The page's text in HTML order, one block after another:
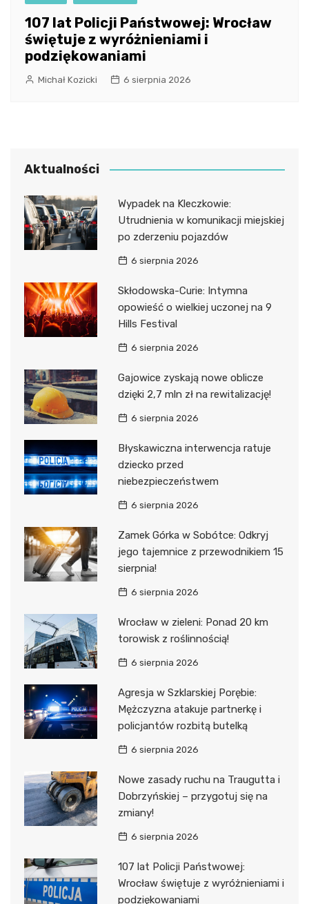
107 lat Policji Państwowej: Wrocław
świętuje z wyróżnieniami i
podziękowaniami
Michał Kozicki 6 sierpnia 2026
Aktualności
Wypadek na Kleczkowie:
Utrudnienia w komunikacji miejskiej
po zderzeniu pojazdów
6 sierpnia 2026
Skłodowska-Curie: Intymna
opowieść o wielkiej uczonej na 9
Hills Festival
6 sierpnia 2026
Gajowice zyskają nowe oblicze
dzięki 2,7 mln zł na rewitalizację!
6 sierpnia 2026
Błyskawiczna interwencja ratuje
dziecko przed
niebezpieczeństwem
6 sierpnia 2026
Zamek Górka w Sobótce: Odkryj
jego tajemnice z przewodnikiem 15
sierpnia!
6 sierpnia 2026
Wrocław w zieleni: Ponad 20 km
torowisk z roślinnością!
6 sierpnia 2026
Agresja w Szklarskiej Porębie:
Mężczyzna atakuje partnerkę i
policjantów rozbitą butelką
6 sierpnia 2026
Nowe zasady ruchu na Traugutta i
Dobrzyńskiej – przygotuj się na
zmiany!
6 sierpnia 2026
107 lat Policji Państwowej:
Wrocław świętuje z wyróżnieniami i
podziękowaniami